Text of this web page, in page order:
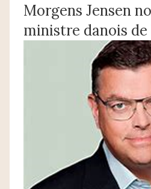
Morgens Jensen
ministre danois de